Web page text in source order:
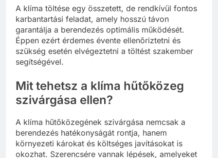
A klíma töltése egy összetett, de rendkívül fontos
karbantartási feladat, amely hosszú távon
garantálja a berendezés optimális működését.
Éppen ezért érdemes évente ellenőriztetni és
szükség esetén elvégeztetni a töltést szakember
segítségével.
Mit tehetsz a klíma hűtőközeg
szivárgása ellen?
A klíma hűtőközegének szivárgása nemcsak a
berendezés hatékonyságát rontja, hanem
környezeti károkat és költséges javításokat is
okozhat. Szerencsére vannak lépések, amelyeket